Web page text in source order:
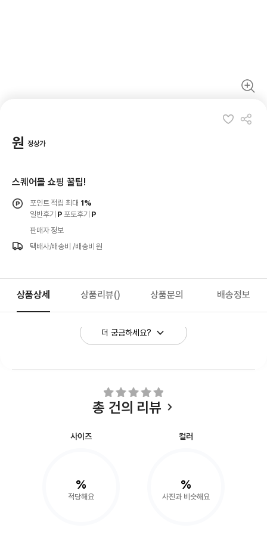
원 정상가
스퀘어몰 쇼핑 꿀팁!
포인트 적립 최대 1%
일반후기 P 포토후기 P
판매자 정보
택배사/배송비 /배송비 원
상품상세 상품리뷰() 상품문의 배송정보
더 궁금하세요?
총 건의 리뷰
사이즈
%
적당해요
컬러
%
사진과 비슷해요